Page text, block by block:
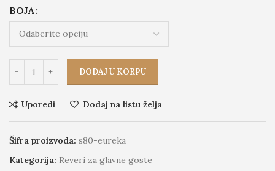
BOJA
DODAJ U KORPU
Uporedi Dodaj na listu želja
Šifra proizvoda: s80-eureka
Kategorija: Reveri za glavne goste